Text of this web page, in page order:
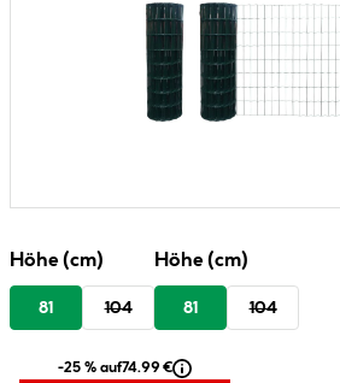
Höhe (cm)
81 104
Höhe (cm)
81 104
-25 % auf74.99 €